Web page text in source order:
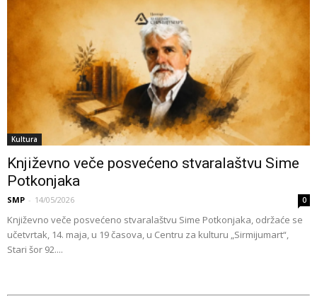
Kultura
Književno veče posvećeno stvaralaštvu Sime
Potkonjaka
SMP - 14/05/2026 0
Književno veče posvećeno stvaralaštvu Sime Potkonjaka, održaće se
učetvrtak, 14. maja, u 19 časova, u Centru za kulturu „Sirmijumart“,
Stari šor 92....